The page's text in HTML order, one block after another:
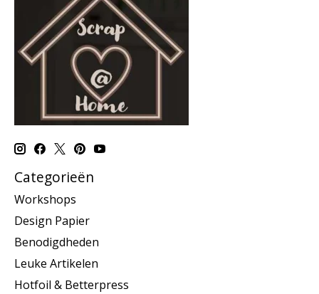
Categorieën
Workshops
Design Papier
Benodigdheden
Leuke Artikelen
Hotfoil & Betterpress